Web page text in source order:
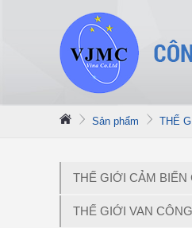
Sản phẩm THẾ
THẾ GIỚI CẢM BIẾN
THẾ GIỚI VAN